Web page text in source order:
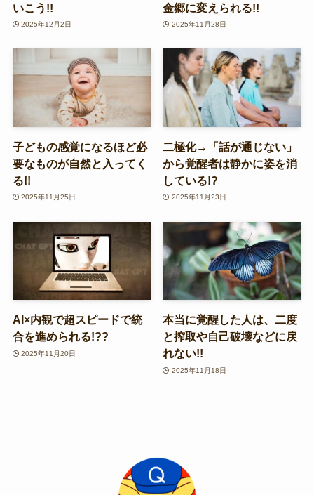
いこう!!
2025年12月2日
金郷に変えられる!!
2025年11月28日
子どもの感覚になるほど必
要なものが自然と入ってく
る!!
2025年11月25日
二極化→「話が通じない」
から覚醒者は静かに姿を消
している!?
2025年11月23日
AI×内観で超スピードで統
合を進められる!??
2025年11月20日
本当に覚醒した人は、二度
と搾取や自己破壊などに戻
れない!!
2025年11月18日